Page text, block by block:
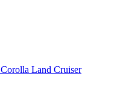
Corolla Land Cruiser